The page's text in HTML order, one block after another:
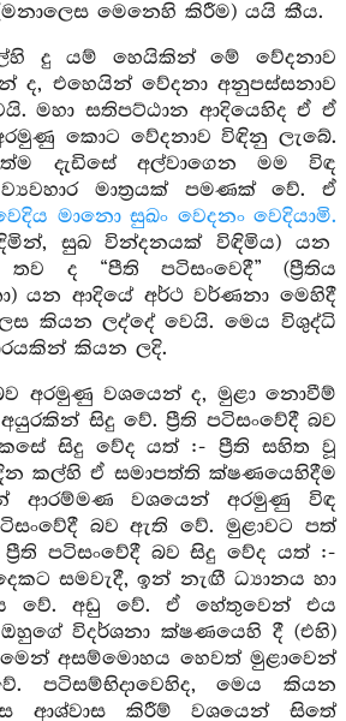
මෙනෙහි කිරීම) යයි කීය.
දු යම් හෙයිකින් මේ වේදනාව
එහෙයින් වේදනා අනුපස්සනාව
මහා සතිපට්ඨාන ආදියෙහිද ඒ ඒ
කොට වේදනාව විඳිනු ලැබේ.
දැඩිසේ අල්වාගෙන මම විඳ
මාත්‍රයක් පමණක් වේ. ඒ
මානො සුඛං වෙදනං වෙදියාමි.
සුඛ වින්දනයක් විඳිමිය) යන
ද “පීති පටිසංවෙදී” (ප්‍රීතිය
යන ආදියේ අර්ථ වර්ණනා මෙහිදී
කියන ලද්දේ වෙයි. මෙය විශුද්ධි
කියන ලදි.
අරමුණු වශයෙන් ද, මුළා නොවීම්
සිදු වේ. ප්‍රීති පටිසංවේදී බව
සිදු වේද යත් :- ප්‍රීති සහිත වූ
කල්හි ඒ සමාපත්ති ක්ෂණයෙහිදීම
ආරම්මණ වශයෙන් අරමුණු විඳ
බව ඇති වේ. මුළාවට පත්
පටිසංවේදී බව සිදු වේද යත් :-
සමවැදී, ඉන් නැඟී ධ්‍යානය හා
වේ. අඩු වේ. ඒ හේතුවෙන් එය
විදර්ශනා ක්ෂණයෙහි දී (එහි)
අසම්මොහය හෙවත් මුළාවෙන්
පටිසම්භිදාවෙහිද, මෙය කියන
ආශ්වාස කිරීම් වශයෙන් සිතේ